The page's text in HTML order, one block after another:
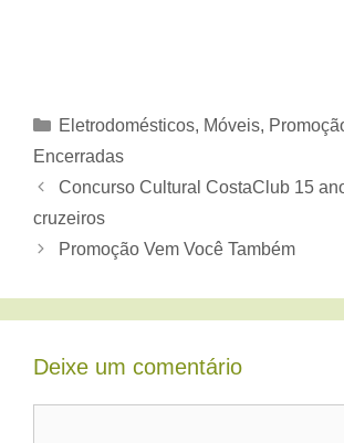
Categorias
Eletrodomésticos, Móveis,
Encerradas
Concurso Cultural CostaClub 15
cruzeiros
Promoção Vem Você Também
Deixe um comentário